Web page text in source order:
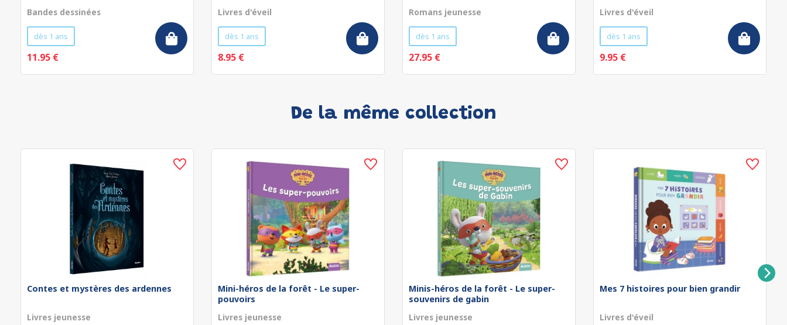
Bandes dessinées
dès 1 ans
11.95 €
Livres d'éveil
dès 1 ans
8.95 €
Romans jeunesse
dès 1 ans
27.95 €
Livres d'éveil
dès 1 ans
9.95 €
De la même collection
Contes et mystères des ardennes
Livres jeunesse
Mini-héros de la forêt - Le super-
pouvoirs
Livres jeunesse
Minis-héros de la forêt - Le super-
souvenirs de gabin
Livres jeunesse
Mes 7 histoires pour bien grandir
Livres d'éveil